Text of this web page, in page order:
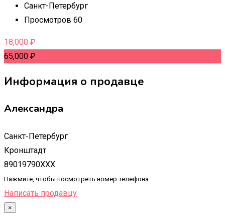
Санкт-Петербург
Просмотров 60
18,000 ₽
65,000 ₽
Информация о продавце
Александра
Санкт-Петербург
Кронштадт
89019790XXX
Нажмите, чтобы посмотреть номер телефона
Написать продавцу
×